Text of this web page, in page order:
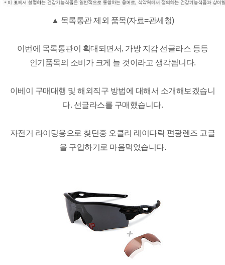
▲ 목록통관 제외 품목(자료=관세청)
이번에 목록통관이 확대되면서, 가방 지갑 선글라스 등등
인기품목의 소비가 크게 늘 것이라고 생각됩니다.
이베이 구매대행 및 해외직구 방법에 대해서 소개해보겠습니
다. 선글라스를 구매했습니다.
자전거 라이딩용으로 찾던중 오클리 레이다락 편광렌즈 고글
을 구입하기로 마음먹었습니다.